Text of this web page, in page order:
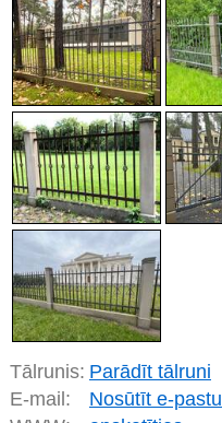
Tālrunis: Parādīt tālruni
E-mail:
Nosūtīt e-pastu